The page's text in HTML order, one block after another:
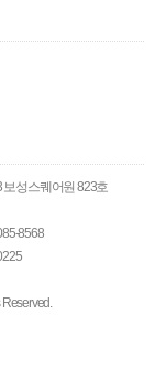
성스퀘어원 823호
8568